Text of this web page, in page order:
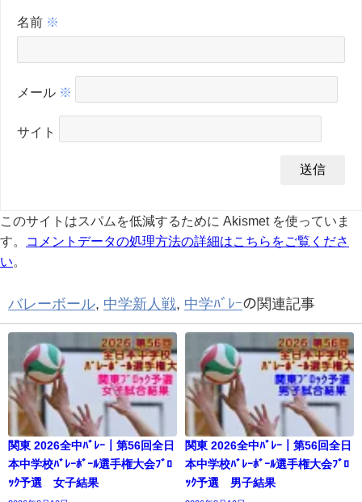
名前 ※
メール ※
サイト
このサイトはスパムを低減するために Akismet を使っていま
す。
コメントデータの処理方法の詳細はこちらをご覧くださ
い
バレーボール, 中学新人戦, 中学ﾊﾞﾚｰの関連記事
関東 2026全中ﾊﾞﾚｰ｜第56回全日
本中学校ﾊﾞﾚｰﾎﾞｰﾙ選手権大会ﾌﾞﾛ
ｯｸ予選 女子結果
関東 2026全中ﾊﾞﾚｰ｜第56回全日
本中学校ﾊﾞﾚｰﾎﾞｰﾙ選手権大会ﾌﾞﾛ
ｯｸ予選 男子結果